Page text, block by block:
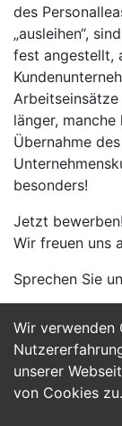
Wir verwenden
unserer
von Cookies zu.
des
„ausleihen“,
fest angestellt,
Arbeitseinsätze
länger,
Übernahme
besonders!
Jetzt bewerben!
Wir freuen uns
Sprechen Sie